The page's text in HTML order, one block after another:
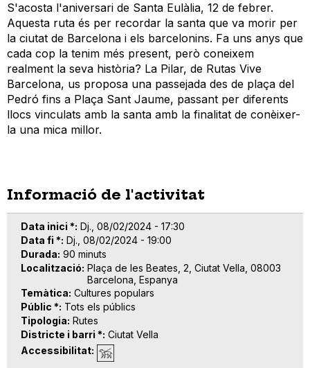
S'acosta l'aniversari de Santa Eulàlia, 12 de febrer.
Aquesta ruta és per recordar la santa que va morir per
la ciutat de Barcelona i els barcelonins. Fa uns anys que
cada cop la tenim més present, però coneixem
realment la seva història? La Pilar, de Rutas Vive
Barcelona, us proposa una passejada des de plaça del
Pedró fins a Plaça Sant Jaume, passant per diferents
llocs vinculats amb la santa amb la finalitat de conèixer-
la una mica millor.
Informació de l'activitat
Data inici * Dj., 08/02/2024 - 17:30
Data fi * Dj., 08/02/2024 - 19:00
Durada 90 minuts
Localització Plaça de les Beates, 2, Ciutat Vella, 08003
Barcelona, Espanya
Temàtica Cultures populars
Públic * Tots els públics
Tipologia Rutes
Districte i barri * Ciutat Vella
Accessibilitat